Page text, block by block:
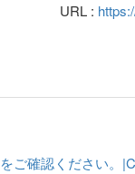
URL :
ご確認ください。